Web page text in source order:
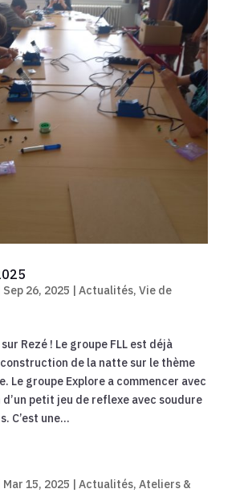
Sep 26, 2025 | Actualités, Vie de
Rezé ! Le groupe FLL est déjà
de la natte sur le thème
Le groupe Explore a commencer avec
petit jeu de reflexe avec soudure
C’est une...
Mar 15, 2025 | Actualités, Ateliers &